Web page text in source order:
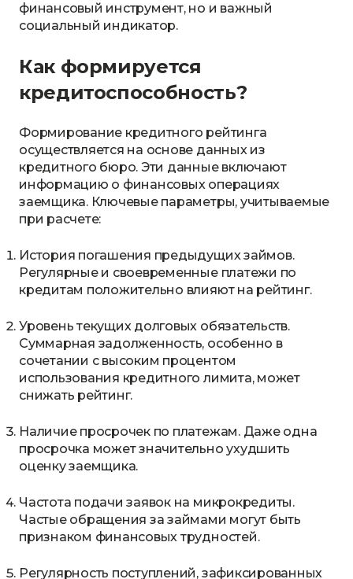
финансовый инструмент, но и важный
социальный индикатор.
Как формируется
кредитоспособность?
Формирование кредитного рейтинга
осуществляется на основе данных из
кредитного бюро. Эти данные включают
информацию о финансовых операциях
заемщика. Ключевые параметры, учитываемые
при расчете:
История погашения предыдущих займов.
Регулярные и своевременные платежи по
кредитам положительно влияют на рейтинг.
Уровень текущих долговых обязательств.
Суммарная задолженность, особенно в
сочетании с высоким процентом
использования кредитного лимита, может
снижать рейтинг.
Наличие просрочек по платежам. Даже одна
просрочка может значительно ухудшить
оценку заемщика.
Частота подачи заявок на микрокредиты.
Частые обращения за займами могут быть
признаком финансовых трудностей.
Регулярность поступлений, зафиксированных